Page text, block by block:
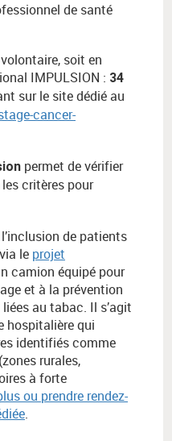
de santé
soit en
IMPULSION : 34
sur le site dédié au
cancer-
permet de vérifier
critères pour
de patients
le projet
camion équipé pour
et à la prévention
au tabac. Il s’agit
hospitalière qui
identifiés comme
rurales,
à forte
ou prendre rendez-
.